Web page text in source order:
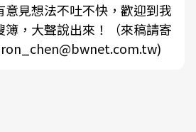
意見想法不吐不快，歡迎到我
簿，大聲說出來！（來稿請寄